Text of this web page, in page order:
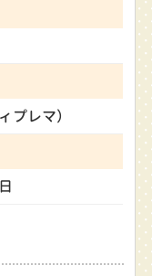
プレマ）